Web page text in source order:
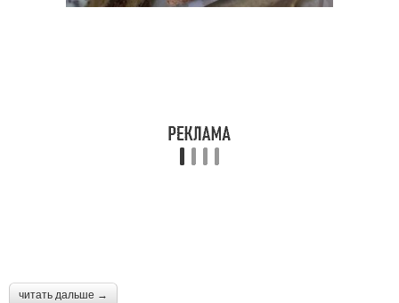
читать дальше →